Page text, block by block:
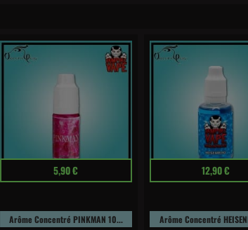
Prix 5,90 €
Arôme Concentré PINKMAN 10...
Prix 12,90 €
Arôme Concentré